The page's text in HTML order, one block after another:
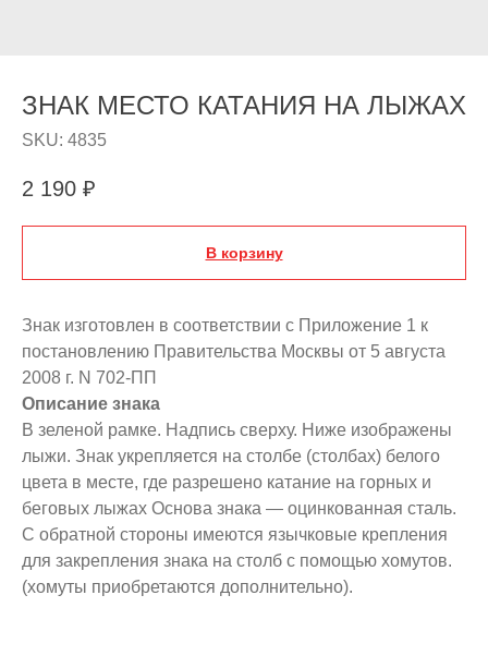
ЗНАК МЕСТО КАТАНИЯ НА ЛЫЖАХ
SKU: 4835
2 190 ₽
В корзину
Знак изготовлен в соответствии с Приложение 1 к
постановлению Правительства Москвы от 5 августа
2008 г. N 702-ПП
Описание знака
В зеленой рамке. Надпись сверху. Ниже изображены
лыжи. Знак укрепляется на столбе (столбах) белого
цвета в месте, где разрешено катание на горных и
беговых лыжах Основа знака — оцинкованная сталь.
С обратной стороны имеются язычковые крепления
для закрепления знака на столб с помощью хомутов.
(хомуты приобретаются дополнительно).